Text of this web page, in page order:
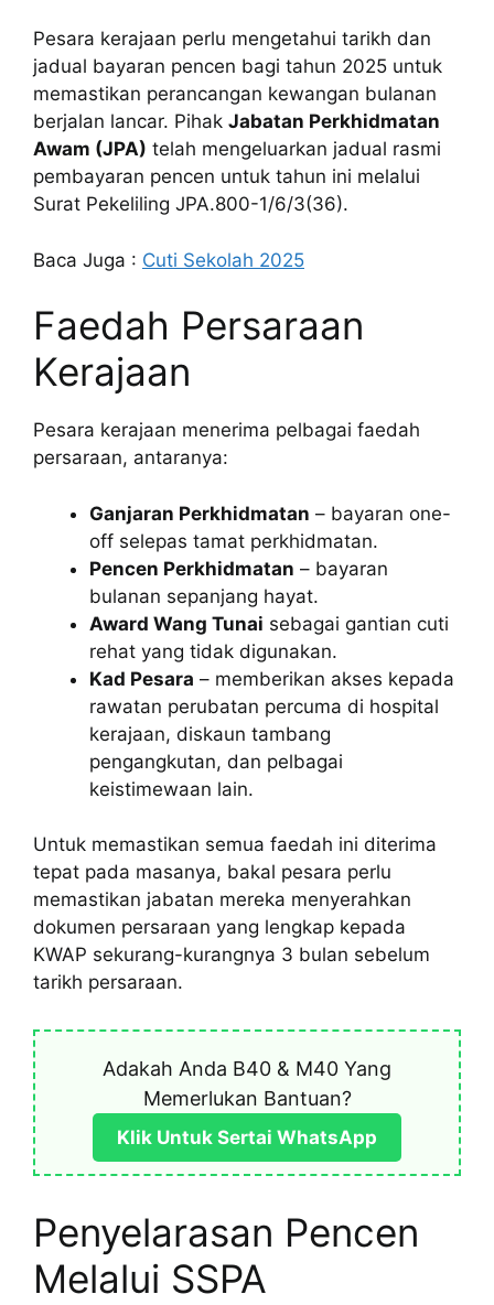
Pesara kerajaan perlu mengetahui tarikh dan
jadual bayaran pencen bagi tahun 2025 untuk
memastikan perancangan kewangan bulanan
berjalan lancar. Pihak Jabatan Perkhidmatan
Awam (JPA) telah mengeluarkan jadual rasmi
pembayaran pencen untuk tahun ini melalui
Surat Pekeliling JPA.800-1/6/3(36).
Baca Juga : Cuti Sekolah 2025
Faedah Persaraan
Kerajaan
Pesara kerajaan menerima pelbagai faedah
persaraan, antaranya:
Ganjaran Perkhidmatan – bayaran one-
off selepas tamat perkhidmatan.
Pencen Perkhidmatan – bayaran
bulanan sepanjang hayat.
Award Wang Tunai sebagai gantian cuti
rehat yang tidak digunakan.
Kad Pesara – memberikan akses kepada
rawatan perubatan percuma di hospital
kerajaan, diskaun tambang
pengangkutan, dan pelbagai
keistimewaan lain.
Untuk memastikan semua faedah ini diterima
tepat pada masanya, bakal pesara perlu
memastikan jabatan mereka menyerahkan
dokumen persaraan yang lengkap kepada
KWAP sekurang-kurangnya 3 bulan sebelum
tarikh persaraan.
Adakah Anda B40 & M40 Yang
Memerlukan Bantuan?
Klik Untuk Sertai WhatsApp
Penyelarasan Pencen
Melalui SSPA